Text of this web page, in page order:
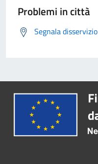
Problemi in città
Segnala disservizio